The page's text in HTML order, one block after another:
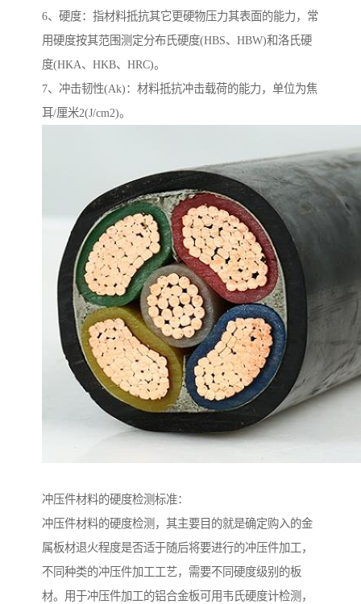
6、硬度：指材料抵抗其它更硬物压力其表面的能力，常
用硬度按其范围测定分布氏硬度(HBS、HBW)和洛氏硬
度(HKA、HKB、HRC)。
7、冲击韧性(Ak)：材料抵抗冲击载荷的能力，单位为焦
耳/厘米2(J/cm2)。
冲压件材料的硬度检测标准：
冲压件材料的硬度检测，其主要目的就是确定购入的金
属板材退火程度是否适于随后将要进行的冲压件加工，
不同种类的冲压件加工工艺，需要不同硬度级别的板
材。用于冲压件加工的铝合金板可用韦氏硬度计检测，